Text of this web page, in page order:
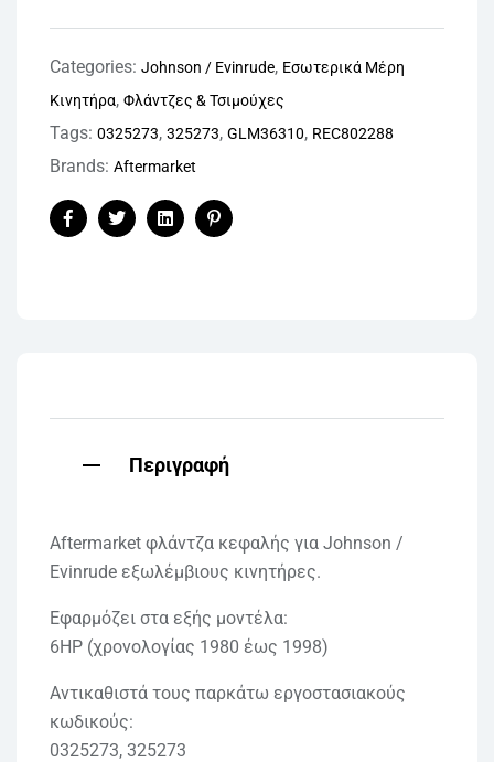
Categories: Johnson / Evinrude, Εσωτερικά Μέρη
Κινητήρα, Φλάντζες & Τσιμούχες
Tags: 0325273, 325273, GLM36310, REC802288
Brands: Aftermarket
FacebookTwitterLinkedinPinterest
Περιγραφή
Aftermarket φλάντζα κεφαλής για Johnson /
Evinrude εξωλέμβιους κινητήρες.
Εφαρμόζει στα εξής μοντέλα:
6HP (χρονολογίας 1980 έως 1998)
Αντικαθιστά τους παρκάτω εργοστασιακούς
κωδικούς:
0325273, 325273